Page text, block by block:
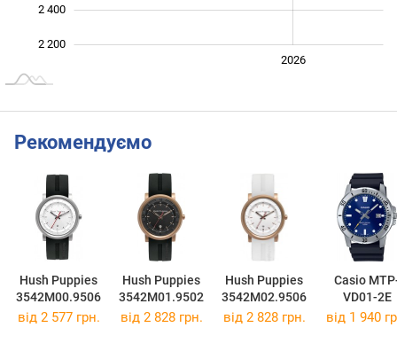
2 200
2 400
2026
Рекомендуємо
Hush Puppies
3542M00.9506
Hush Puppies
3542M01.9502
Hush Puppies
3542M02.9506
Casio
VD01-2E
від 2 577 грн. від 2 828 грн. від 2 828 грн. від 1 940